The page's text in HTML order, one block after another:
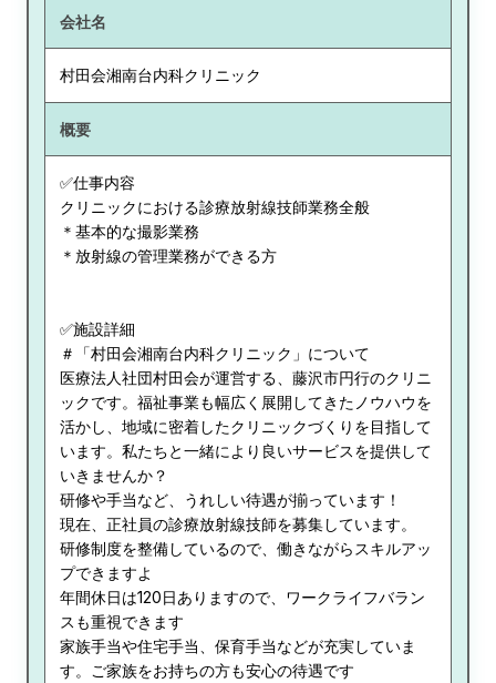
会社名
村田会湘南台内科クリニック
概要
✅仕事内容
クリニックにおける診療放射線技師業務全般
＊基本的な撮影業務
＊放射線の管理業務ができる方
✅施設詳細
＃「村田会湘南台内科クリニック」について
医療法人社団村田会が運営する、藤沢市円行のクリニ
ックです。福祉事業も幅広く展開してきたノウハウを
活かし、地域に密着したクリニックづくりを目指して
います。私たちと一緒により良いサービスを提供して
いきませんか？
研修や手当など、うれしい待遇が揃っています！
現在、正社員の診療放射線技師を募集しています。
研修制度を整備しているので、働きながらスキルアッ
プできますよ
年間休日は120日ありますので、ワークライフバラン
スも重視できます
家族手当や住宅手当、保育手当などが充実していま
す。ご家族をお持ちの方も安心の待遇です